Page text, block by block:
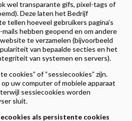
wel transparante gifs, pixel-tags of
Deze laten het Bedrijf
tellen hoeveel gebruikers pagina’s
hebben geopend en om andere
te verzamelen (bijvoorbeeld
van bepaalde secties en het
van systemen en servers).
cookies” of “sessiecookies” zijn.
uw computer of mobiele apparaat
sessiecookies worden
sluit.
als persistente cookies